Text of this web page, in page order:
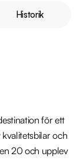
Historik
för ett
och
20 och upplev